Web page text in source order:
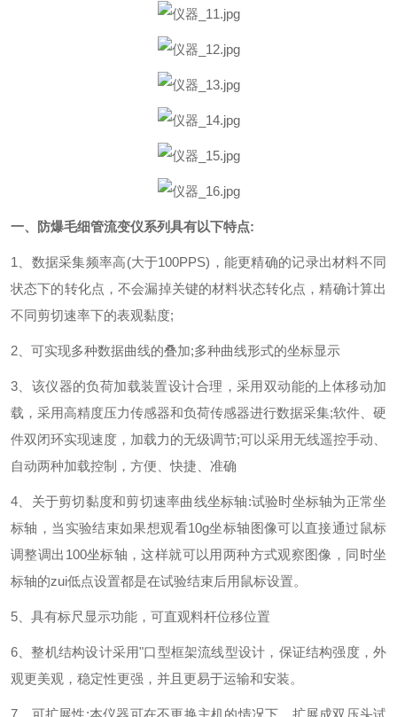
一、 防爆毛细管流变仪系列具有以下特点:
1、数据采集频率高(大于100PPS)，能更精确的记录出材料不同
状态下的转化点，不会漏掉关键的材料状态转化点，精确计算出
不同剪切速率下的表观黏度;
2、可实现多种数据曲线的叠加;多种曲线形式的坐标显示
3、该仪器的负荷加载装置设计合理，采用双动能的上体移动加
载，采用高精度压力传感器和负荷传感器进行数据采集;软件、硬
件双闭环实现速度，加载力的无级调节;可以采用无线遥控手动、
自动两种加载控制，方便、快捷、准确
4、关于剪切黏度和剪切速率曲线坐标轴:试验时坐标轴为正常坐
标轴，当实验结束如果想观看10g坐标轴图像可以直接通过鼠标
调整调出100坐标轴，这样就可以用两种方式观察图像，同时坐
标轴的zui低点设置都是在试验结束后用鼠标设置。
5、具有标尺显示功能，可直观料杆位移位置
6、整机结构设计采用"口型框架流线型设计，保证结构强度，外
观更美观，稳定性更强，并且更易于运输和安装。
7、可扩展性:本仪器可在不更换主机的情况下，扩展成双压头试